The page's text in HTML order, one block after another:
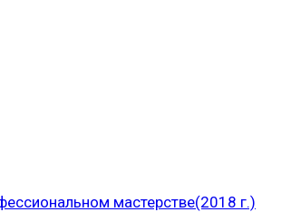
мастерстве(2018 г.)